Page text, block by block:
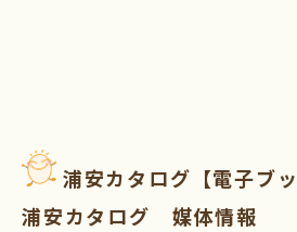
浦安カタログ【電子ブ
浦安カタログ 媒体情報